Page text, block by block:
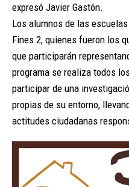
expresó Javier Gastón.
Los alumnos de las escuelas
Fines 2, quienes fueron los
que participarán
programa se realiza todos
participar de una
propias de su entorno,
actitudes ciudadanas